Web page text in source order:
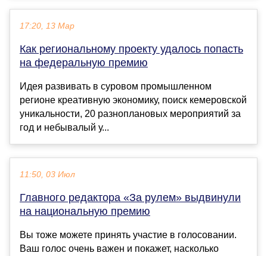
17:20, 13 Мар
Как региональному проекту удалось попасть
на федеральную премию
Идея развивать в суровом промышленном
регионе креативную экономику, поиск кемеровской
уникальности, 20 разноплановых мероприятий за
год и небывалый у...
11:50, 03 Июл
Главного редактора «За рулем» выдвинули
на национальную премию
Вы тоже можете принять участие в голосовании.
Ваш голос очень важен и покажет, насколько